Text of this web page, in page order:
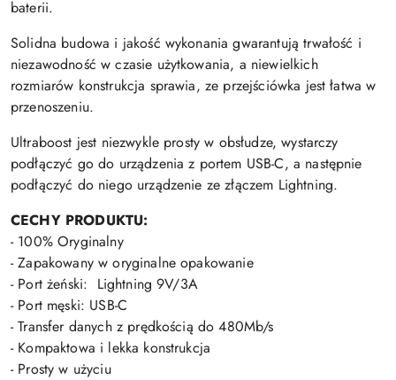
baterii.
Solidna budowa i jakość wykonania gwarantują trwałość i
niezawodność w czasie użytkowania, a niewielkich
rozmiarów konstrukcja sprawia, ze przejściówka jest łatwa w
przenoszeniu.
Ultraboost jest niezwykle prosty w obsłudze, wystarczy
podłączyć go do urządzenia z portem USB-C, a następnie
podłączyć do niego urządzenie ze złączem Lightning.
CECHY PRODUKTU:
- 100% Oryginalny
- Zapakowany w oryginalne opakowanie
- Port żeński: Lightning 9V/3A
- Port męski: USB-C
- Transfer danych z prędkością do 480Mb/s
- Kompaktowa i lekka konstrukcja
- Prosty w użyciu